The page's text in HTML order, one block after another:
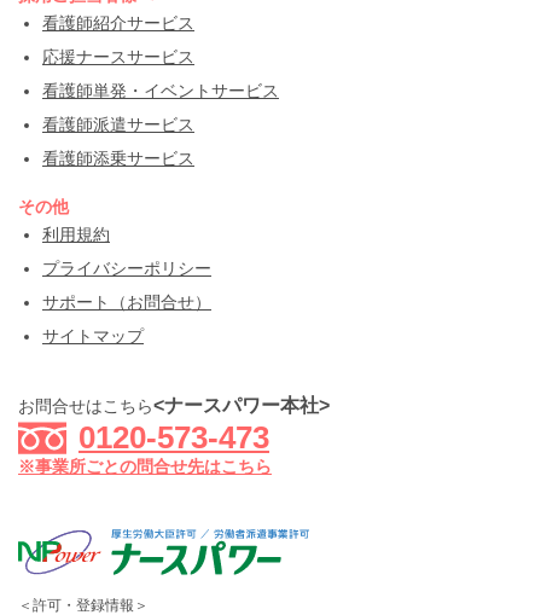
看護師紹介サービス
応援ナースサービス
看護師単発・イベントサービス
看護師派遣サービス
看護師添乗サービス
その他
利用規約
プライバシーポリシー
サポート（お問合せ）
サイトマップ
お問合せはこちら<ナースパワー本社>
0120-573-473
※事業所ごとの問合せ先はこちら
＜許可・登録情報＞